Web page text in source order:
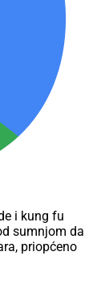
i kung fu
sumnjom da
priopćeno